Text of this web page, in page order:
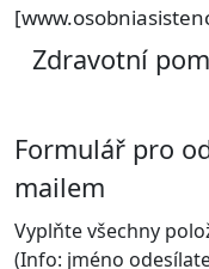
Zdravotní
Formulář pro
mailem
Vyplňte všechny
(Info: jméno